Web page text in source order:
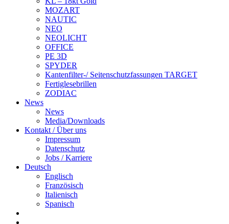
MOZART
NAUTIC
NEO
NEOLICHT
OFFICE
PE 3D
SPYDER
Kantenfilter-/ Seitenschutzfassungen TARGET
Fertiglesebrillen
ZODIAC
News
News
Media/Downloads
Kontakt / Über uns
Impressum
Datenschutz
Jobs / Karriere
Deutsch
Englisch
Französisch
Italienisch
Spanisch